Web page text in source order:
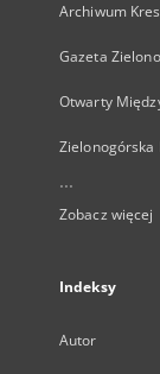
Archiwum
Gazeta
Otwarty
Zielonogórska
...
Zobacz więcej
Indeksy
Autor